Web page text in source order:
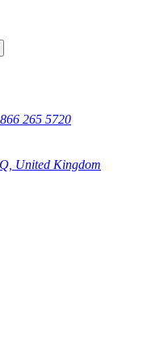
265 5720
United Kingdom